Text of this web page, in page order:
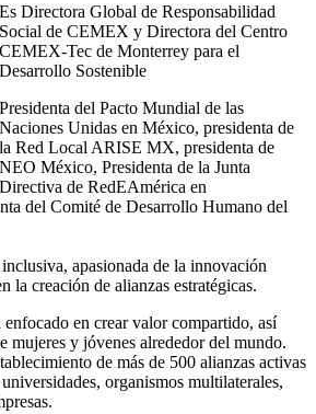
Es Directora Global de Responsabilidad
Social de CEMEX y Directora del Centro
CEMEX-Tec de Monterrey para el
Desarrollo Sostenible
Presidenta del Pacto Mundial de las
Naciones Unidas en México, presidenta de
la Red Local ARISE MX, presidenta de
NEO México, Presidenta de la Junta
Directiva de RedEAmérica en
del Comité de Desarrollo Humano del
apasionada de la innovación
la creación de alianzas estratégicas.
enfocado en crear valor compartido, así
mujeres y jóvenes alrededor del mundo.
de más de 500 alianzas activas
organismos multilaterales,